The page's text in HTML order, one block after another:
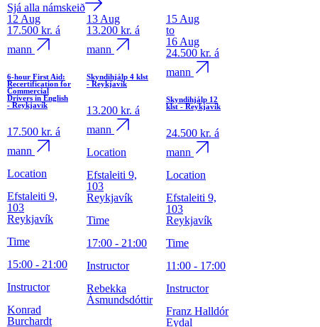
Sjá alla námskeið
12 Aug
17.500 kr. á
mann
6-hour First Aid:
Recertification for
Commercial
Drivers in English
- Reykjavík
17.500 kr. á
mann
Location
Efstaleiti 9,
103
Reykjavík
Time
15:00 - 21:00
Instructor
Konrad
Burchardt
13 Aug
13.200 kr. á
mann
Skyndihjálp 4 klst
- Reykjavík
13.200 kr. á
mann
Location
Efstaleiti 9,
103
Reykjavík
Time
17:00 - 21:00
Instructor
Rebekka
Ásmundsdóttir
15 Aug
to
16 Aug
24.500 kr. á
mann
Skyndihjálp 12
klst - Reykjavík
24.500 kr. á
mann
Location
Efstaleiti 9,
103
Reykjavík
Time
11:00 - 17:00
Instructor
Franz Halldór
Eydal